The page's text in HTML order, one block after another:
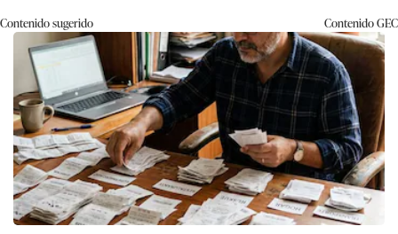
Contenido sugerido ContenidoGEC